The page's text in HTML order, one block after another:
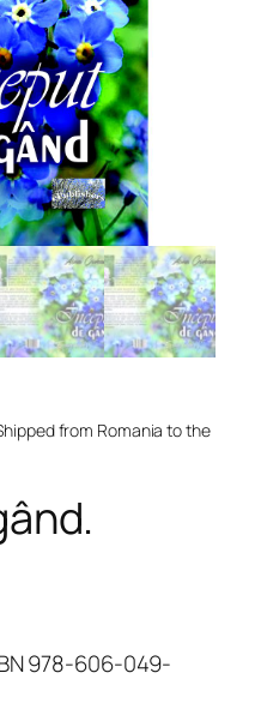
from Romania to the
978-606-049-